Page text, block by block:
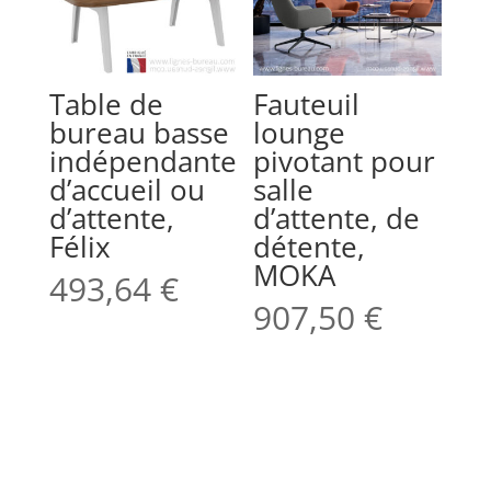
Table de
bureau basse
indépendante
d’accueil ou
d’attente,
Félix
493,64€
Fauteuil
lounge
pivotant pour
salle
d’attente, de
détente,
MOKA
907,50€